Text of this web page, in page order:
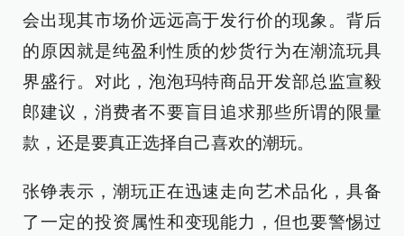
会出现其市场价远远高于发行价的现象。背后
的原因就是纯盈利性质的炒货行为在潮流玩具
界盛行。对此，泡泡玛特商品开发部总监宣毅
郎建议，消费者不要盲目追求那些所谓的限量
款，还是要真正选择自己喜欢的潮玩。
张铮表示，潮玩正在迅速走向艺术品化，具备
了一定的投资属性和变现能力，但也要警惕过